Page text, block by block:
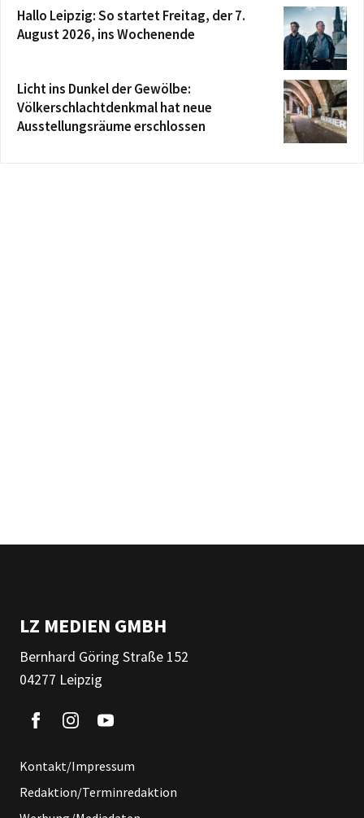
Hallo Leipzig: So startet Freitag, der 7.
August 2026, ins Wochenende
Licht ins Dunkel der Gewölbe:
Völkerschlachtdenkmal hat neue
Ausstellungsräume erschlossen
LZ MEDIEN GMBH
Bernhard Göring Straße 152
04277 Leipzig
Kontakt/Impressum
Redaktion/Terminredaktion